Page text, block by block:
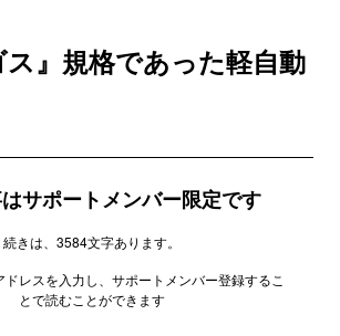
ス』規格であった軽自動
サポートメンバー限定です
続きは、3584文字あります。
レスを入力し、サポートメンバー登録するこ
とで読むことができます